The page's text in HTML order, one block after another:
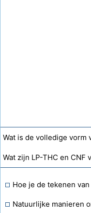
Wat is de volledige vorm
Wat zijn LP-THC en
Hoe je de tekenen